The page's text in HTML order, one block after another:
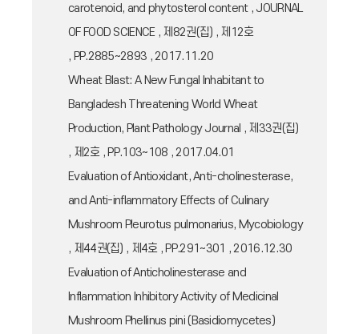
carotenoid, and phytosterol content , JOURNAL
OF FOOD SCIENCE , 제82권(집) , 제12호
, PP.2885~2893 , 2017.11.20
Wheat Blast: A New Fungal Inhabitant to
Bangladesh Threatening World Wheat
Production, Plant Pathology Journal , 제33권(집)
, 제2호 , PP.103~108 , 2017.04.01
Evaluation of Antioxidant, Anti-cholinesterase,
and Anti-inflammatory Effects of Culinary
Mushroom Pleurotus pulmonarius, Mycobiology
, 제44권(집) , 제4호 , PP.291~301 , 2016.12.30
Evaluation of Anticholinesterase and
Inflammation Inhibitory Activity of Medicinal
Mushroom Phellinus pini (Basidiomycetes)